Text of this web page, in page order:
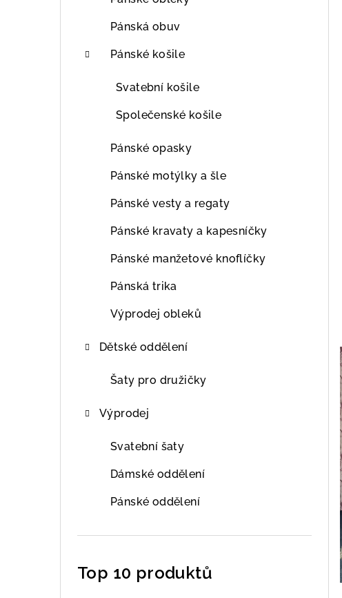
Pánská obuv
Pánské košile
Svatební košile
Společenské košile
Pánské opasky
Pánské motýlky a šle
Pánské vesty a regaty
Pánské kravaty a kapesníčky
Pánské manžetové knoflíčky
Pánská trika
Výprodej obleků
Dětské oddělení
Šaty pro družičky
Výprodej
Svatební šaty
Dámské oddělení
Pánské oddělení
Top 10 produktů